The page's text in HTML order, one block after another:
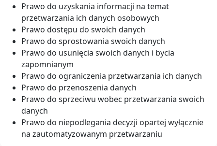
Prawo do uzyskania informacji na temat
przetwarzania ich danych osobowych
Prawo dostępu do swoich danych
Prawo do sprostowania swoich danych
Prawo do usunięcia swoich danych i bycia
zapomnianym
Prawo do ograniczenia przetwarzania ich danych
Prawo do przenoszenia danych
Prawo do sprzeciwu wobec przetwarzania swoich
danych
Prawo do niepodlegania decyzji opartej wyłącznie
na zautomatyzowanym przetwarzaniu